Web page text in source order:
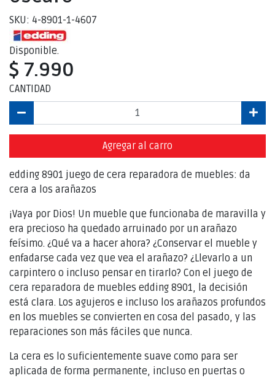
SKU: 4-8901-1-4607
Disponible.
$ 7.990
CANTIDAD
Agregar al carro
edding 8901 juego de cera reparadora de muebles: da
cera a los arañazos
¡Vaya por Dios! Un mueble que funcionaba de maravilla y
era precioso ha quedado arruinado por un arañazo
feísimo. ¿Qué va a hacer ahora? ¿Conservar el mueble y
enfadarse cada vez que vea el arañazo? ¿Llevarlo a un
carpintero o incluso pensar en tirarlo? Con el juego de
cera reparadora de muebles edding 8901, la decisión
está clara. Los agujeros e incluso los arañazos profundos
en los muebles se convierten en cosa del pasado, y las
reparaciones son más fáciles que nunca.
La cera es lo suficientemente suave como para ser
aplicada de forma permanente, incluso en puertas o